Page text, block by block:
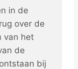
in de
over de
van het
de
bij